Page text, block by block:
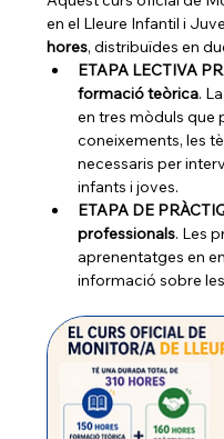
en el Lleure Infantil i
hores, distribuïdes en
ETAPA LECTIVA
formació teòrica.
en tres mòduls que
coneixements, les
necessaris per
infants i joves.
ETAPA DE
professionals. Les
aprenentatges en
informació sobre les